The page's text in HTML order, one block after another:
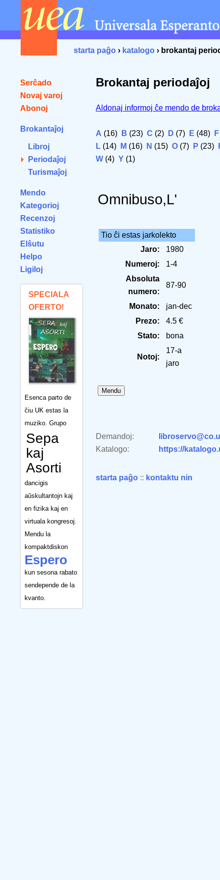
starta paĝo › katalogo › brokantaj
Serĉado
Novaj varoj
Abonoj
Brokantaĵoj
Libroj
Periodaĵoj
Turismaĵoj
Mendo
Kategorioj
Recenzoj
Statistiko
Elŝutu
Helpo
Ligiloj
SPECIALA
OFERTO!
Esenca parto de
ĉiu UK estas la
muziko. Grupo
Sepa
kaj
Asorti
dancigis
aŭskultantojn kaj
en fizika kaj en
virtuala kongresoj.
Mendu la
kompaktdiskon
Espero
kun sesona rabato
sendepende de la
kvanto.
Brokantaj periodaĵoj
Aldonaj informoj ĉe mendo de
A (16) B (23) C (2) D (7) E (48) F
L (14) M (16) N (15) O (7) P (23)
W (4) Y (1)
Omnibuso,L'
Tio ĉi estas jarkolekto
Jaro:
1980
Numeroj:
1-4
Absoluta
numero:
87-90
Monato:
jan-dec
Prezo:
4.5 €
Stato:
bona
Notoj:
17-a
jaro
Demandoj:
Katalogo:
https://
starta paĝo :: kontaktu nin